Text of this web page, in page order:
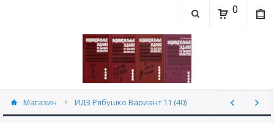
0
Магазин ИДЗ Рябушко Вариант 11 (40)